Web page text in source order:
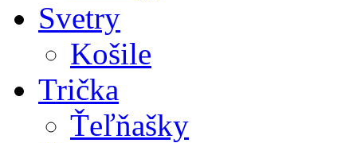
Svetry
Košile
Trička
Ťeľňašky